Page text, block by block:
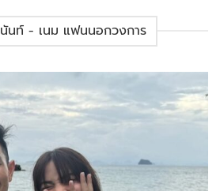
นท์ - เนม แฟนนอกวงการ